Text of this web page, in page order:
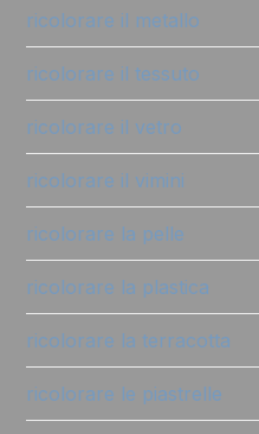
ricolorare il metallo
ricolorare il tessuto
ricolorare il vetro
ricolorare il vimini
ricolorare la pelle
ricolorare la plastica
ricolorare la terracotta
ricolorare le piastrelle